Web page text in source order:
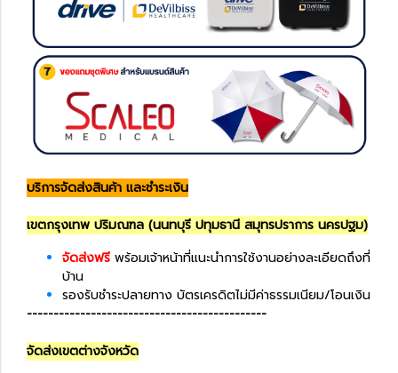
บริการจัดส่งสินค้า และชำระเงิน
เขตกรุงเทพ ปริมณฑล (นนทบุรี ปทุมธานี สมุทรปราการ นครปฐม)
จัดส่งฟรี พร้อมเจ้าหน้าที่แนะนำการใช้งานอย่างละเอียดถึงที่
บ้าน
รองรับชำระปลายทาง บัตรเครดิตไม่มีค่าธรรมเนียม/โอนเงิน
---------------------------------------------
จัดส่งเขตต่างจังหวัด